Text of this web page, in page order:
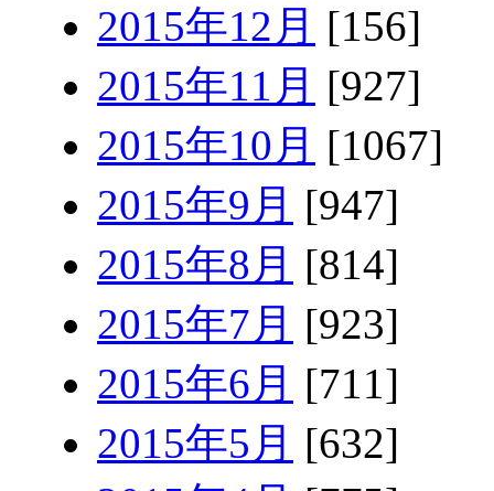
2015年12月 [156]
2015年11月 [927]
2015年10月 [1067]
2015年9月 [947]
2015年8月 [814]
2015年7月 [923]
2015年6月 [711]
2015年5月 [632]